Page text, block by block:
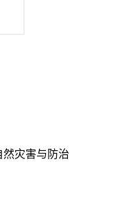
然灾害与防治